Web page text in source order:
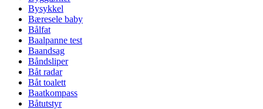
Bysykkel
Bæresele baby
Bålfat
Baalpanne test
Baandsag
Båndsliper
Båt radar
Båt toalett
Baatkompass
Båtutstyr